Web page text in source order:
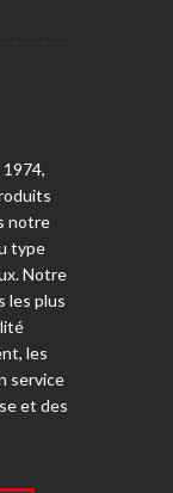
notre
type
Notre
les plus
les
service
et des